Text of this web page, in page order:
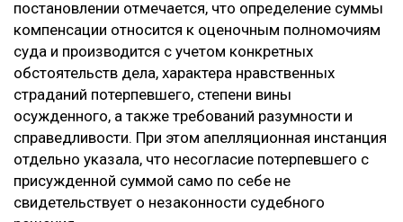
мнению заявителя, суд первой инстанции не в
полной мере оценил глубину нравственных
страданий отца.
Что решил суд
Судебная коллегия оставила жалобу без
удовлетворения, подчеркнув, что оснований для
изменения размера компенсации не установлено. В
постановлении отмечается, что определение суммы
компенсации относится к оценочным полномочиям